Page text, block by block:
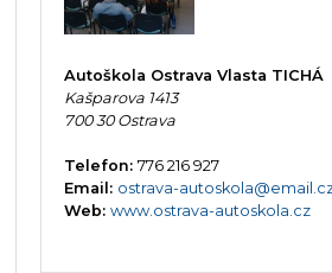
Autoškola Ostrava Vlasta TICHÁ
Kašparova 1413
700 30 Ostrava
Telefon: 776 216 927
Email: ostrava-
Web: www.ostrava-autoskola.cz